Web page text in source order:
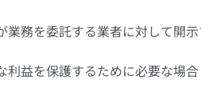
業務を委託する業者に対して開
利益を保護するために必要な場合